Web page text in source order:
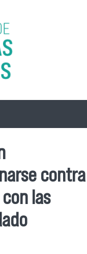
contra
las